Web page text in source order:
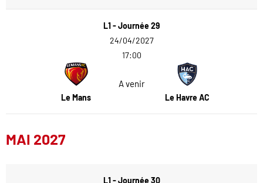
L1 - Journée 29
24/04/2027
17:00
Le Mans
A venir
Le Havre AC
MAI 2027
L1 - Journée 30